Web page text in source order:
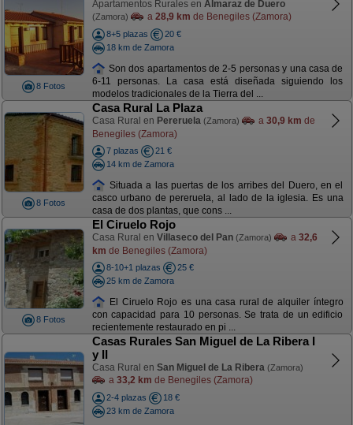
8 Fotos
Apartamentos Rurales en Almaraz de Duero
(Zamora) a 28,9 km de Benegiles (Zamora)
8+5 plazas
20 €
18 km de Zamora
Son dos apartamentos de 2-5 personas y una casa de
6-11 personas. La casa está diseñada siguiendo los
modelos tradicionales de la Tierra del ...
8 Fotos
Casa Rural La Plaza
Casa Rural en Pereruela (Zamora) a 30,9 km de
Benegiles (Zamora)
7 plazas
21 €
14 km de Zamora
Situada a las puertas de los arribes del Duero, en el
casco urbano de pereruela, al lado de la iglesia. Es una
casa de dos plantas, que cons ...
8 Fotos
El Ciruelo Rojo
Casa Rural en Villaseco del Pan (Zamora) a 32,6
km de Benegiles (Zamora)
8-10+1 plazas
25 €
25 km de Zamora
El Ciruelo Rojo es una casa rural de alquiler íntegro
con capacidad para 10 personas. Se trata de un edificio
recientemente restaurado en pi ...
Casas Rurales San Miguel de La Ribera I
y II
Casa Rural en San Miguel de La Ribera (Zamora)
a 33,2 km de Benegiles (Zamora)
2-4 plazas
18 €
23 km de Zamora